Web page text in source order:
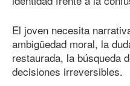
El joven necesita
ambigüedad moral, la
restaurada, la búsqueda
decisiones irreversibles.